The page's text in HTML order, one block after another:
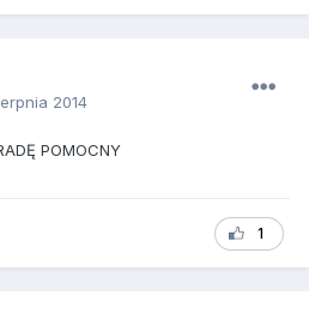
2014
POMOCNY
1